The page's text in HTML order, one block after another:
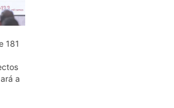
181
a